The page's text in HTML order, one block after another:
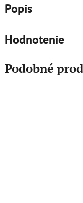
Popis
Hodnotenie
Podobné